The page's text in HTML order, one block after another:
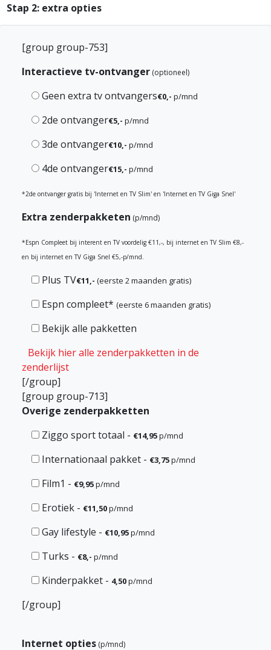
Stap 2: extra opties
[group group-753]
Interactieve tv-ontvanger (optioneel)
Geen extra tv ontvangers€0,- p/mnd
2de ontvanger€5,- p/mnd
3de ontvanger€10,- p/mnd
4de ontvanger€15,- p/mnd
*2de ontvanger gratis bij 'Internet en TV Slim' en 'Internet en TV Giga Snel'
Extra zenderpakketen (p/mnd)
*Espn Compleet bij interent en TV voordelig €11,-, bij internet en TV Slim €8,-
en bij internet en TV Giga Snel €5,-p/mnd.
Plus TV€11,- (eerste 2 maanden gratis)
Espn compleet*(eerste 6 maanden gratis)
Bekijk alle pakketten
Bekijk hier alle zenderpakketten in de
zenderlijst
[/group]
[group group-713]
Overige zenderpakketten
Ziggo sport totaal - €14,95p/mnd
Internationaal pakket - €3,75p/mnd
Film1 - €9,95p/mnd
Erotiek - €11,50p/mnd
Gay lifestyle - €10,95p/mnd
Turks - €8,- p/mnd
Kinderpakket - 4,50p/mnd
[/group]
Internet opties (p/mnd)